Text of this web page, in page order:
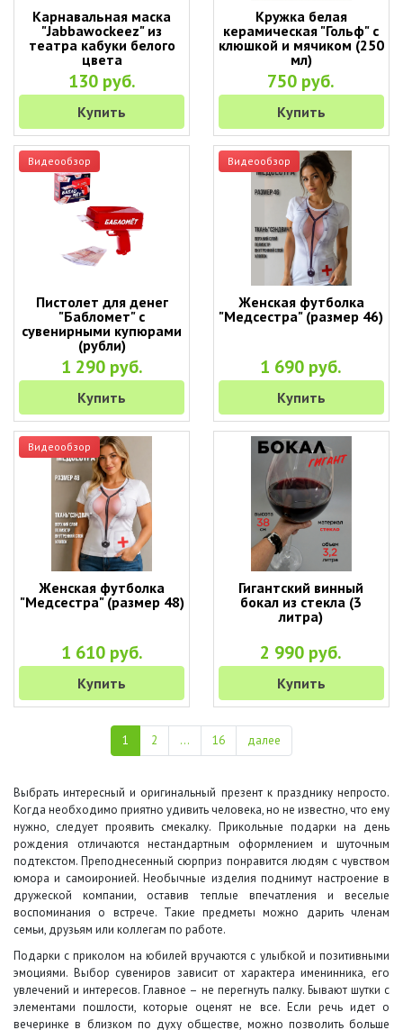
Карнавальная маска
"Jabbawockeez" из
театра кабуки белого
цвета
130 руб.
Купить
Кружка белая
керамическая "Гольф" с
клюшкой и мячиком (250
мл)
750 руб.
Купить
Видеообзор
Пистолет для денег
"Бабломет" с
сувенирными купюрами
(рубли)
1 290 руб.
Купить
Видеообзор
Женская футболка
"Медсестра" (размер 46)
1 690 руб.
Купить
Видеообзор
Женская футболка
"Медсестра" (размер 48)
1 610 руб.
Купить
Гигантский винный
бокал из стекла (3
литра)
2 990 руб.
Купить
1 2 ... 16 далее
Выбрать интересный и оригинальный презент к празднику непросто.
Когда необходимо приятно удивить человека, но не известно, что ему
нужно, следует проявить смекалку. Прикольные подарки на день
рождения отличаются нестандартным оформлением и шуточным
подтекстом. Преподнесенный сюрприз понравится людям с чувством
юмора и самоиронией. Необычные изделия поднимут настроение в
дружеской компании, оставив теплые впечатления и веселые
воспоминания о встрече. Такие предметы можно дарить членам
семьи, друзьям или коллегам по работе.
Подарки с приколом на юбилей вручаются с улыбкой и позитивными
эмоциями. Выбор сувениров зависит от характера именинника, его
увлечений и интересов. Главное – не перегнуть палку. Бывают шутки с
элементами пошлости, которые оценят не все. Если речь идет о
вечеринке в близком по духу обществе, можно позволить больше